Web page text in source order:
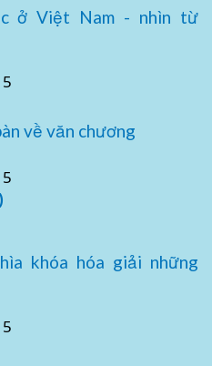
ở Việt Nam - nhìn từ
về văn chương
khóa hóa giải những